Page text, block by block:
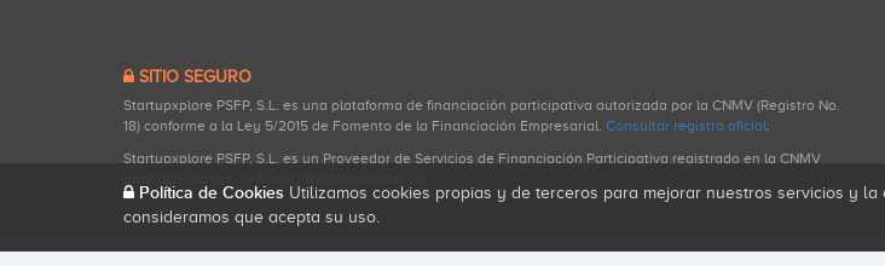
SITIO SEGURO
Startupxplore PSFP, S.L. es una plataforma de financiación participativa autorizada por la CNMV (Registro No.
18) conforme a la Ley 5/2015 de Fomento de la Financiación Empresarial. Consultar registro oficial.
Startupxplore PSFP, S.L. es un Proveedor de Servicios de Financiación Participativa registrado en la CNMV
Política de Cookies Utilizamos cookies propias y de terceros para mejorar nuestros servicios y
consideramos que acepta su uso.